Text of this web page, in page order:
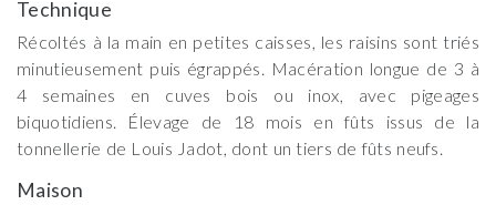
Technique
Récoltés à la main en petites caisses, les raisins sont triés
minutieusement puis égrappés. Macération longue de 3 à
4 semaines en cuves bois ou inox, avec pigeages
biquotidiens. Élevage de 18 mois en fûts issus de la
tonnellerie de Louis Jadot, dont un tiers de fûts neufs.
Maison